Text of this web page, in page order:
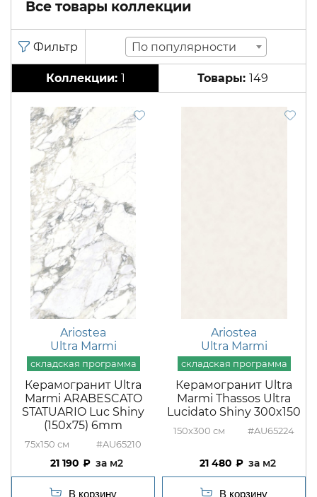
Все товары коллекции
По популярности
1 149
Ariostea
Ultra Marmi
Керамогранит Ultra
Marmi ARABESCATO
STATUARIO Luc Shiny
(150x75) 6mm
75x150 #AU65210
21 190 м2
Ariostea
Ultra Marmi
Керамогранит Ultra
Marmi Thassos Ultra
Lucidato Shiny 300x150
150x300 #AU65224
21 480 м2